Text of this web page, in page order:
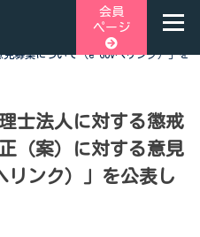
見市、土岐市、瑞浪市、可児
、税務支援や研修会、租税教
料相談会も実施しておりま
会員
ページ
「税理士・税理士法人に対する懲戒処
募集について（e-Govへリンク）」を
士法人に対する懲戒
（案）に対する意見
リンク）」を公表し